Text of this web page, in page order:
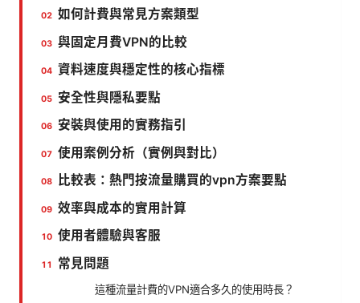
如何計費與常見方案類型
與固定月費VPN的比較
資料速度與穩定性的核心指標
安全性與隱私要點
安裝與使用的實務指引
使用案例分析（實例與對比）
比較表：熱門按流量購買的vpn方案要點
效率與成本的實用計算
使用者體驗與客服
常見問題
這種流量計費的VPN適合多久的使用時長？